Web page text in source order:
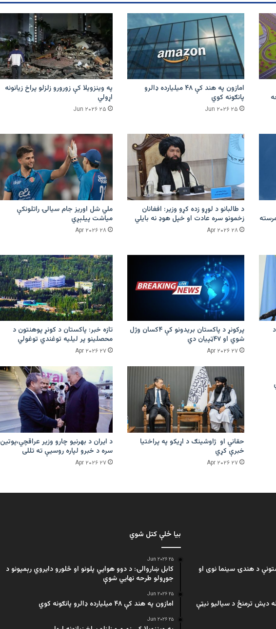
امازون په هند کې ۴۸ میلیارده ډالرو
پانګونه کوي
۲۵ Jun ۲۰۲۶
په وینزویلا کې زورورو زلزلو پراخ زیانونه
اړولي
۲۵ Jun ۲۰۲۶
د طالبانو د لوړو زده کړو وزیر: افغانان
زخمونو سره عادت او خپل هوډ نه بایلي
۲۸ Apr ۲۰۲۶
ملي شل اوریز جام سیالۍ راتلونکې
میاشت پیلېږي
۲۸ Apr ۲۰۲۶
پرکونړ د پاکستان بریدونو کې ۴کسان وژل
شوي او ۴۷ټپیان دي
۲۷ Apr ۲۰۲۶
تازه خبر: پاکستان د کونړ پوهنتون د
محصلینو پر لیلیه توغندي توغولي
۲۷ Apr ۲۰۲۶
حقاني او ژاوشینګ د اړیکو په پراختیا
خبرې کړي
۲۷ Apr ۲۰۲۶
د ایران د بهرنیو چارو وزیر عراقچي،پوتین
سره د خبرو لپاره روسیې ته تللی
۲۷ Apr ۲۰۲۶
د هندۍ سینما نوی او
دیش ترمنځ د سیالیو نیټې
بیا ځلې کتل شوي
۲۵ Jun ۲۰۲۶
کابل ښاروالۍ: د دوو هوايي پلونو او څلورو دایروي رېمپونو د
جوړولو طرحه نهایي شوې
۲۵ Jun ۲۰۲۶
امازون په هند کې ۴۸ میلیارده ډالرو پانګونه کوي
۲۵ Jun ۲۰۲۶